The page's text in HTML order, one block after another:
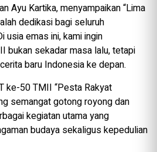
Ayu Kartika, menyampaikan “Lima
dedikasi bagi seluruh
usia emas ini, kami ingin
bukan sekadar masa lalu, tetapi
baru Indonesia ke depan.
ke-50 TMII “Pesta Rakyat
semangat gotong royong dan
kegiatan utama yang
budaya sekaligus kepedulian